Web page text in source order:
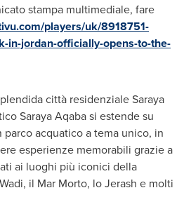
stampa multimediale, fare
players/uk/8918751-
in-jordan-officially-opens-to-the-
città residenzialeSaraya
Saraya Aqaba si estende su
parco acquatico a tema unico, in
esperienze memorabili grazie a
ai luoghi più iconici della
il Mar Morto, lo Jerash e molti